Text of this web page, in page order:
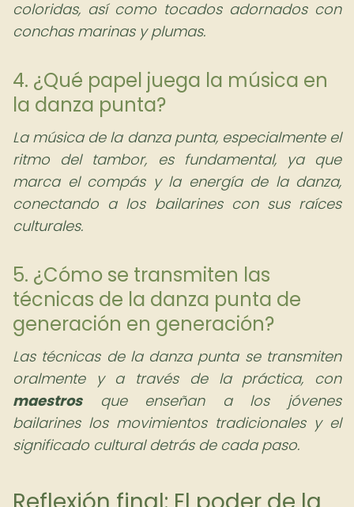
coloridas, así como tocados adornados con
conchas marinas y plumas.
4. ¿Qué papel juega la música en
la danza punta?
La música de la danza punta, especialmente el
ritmo del tambor, es fundamental, ya que
marca el compás y la energía de la danza,
conectando a los bailarines con sus raíces
culturales.
5. ¿Cómo se transmiten las
técnicas de la danza punta de
generación en generación?
Las técnicas de la danza punta se transmiten
oralmente y a través de la práctica, con
maestrosque enseñan a los jóvenes
bailarines los movimientos tradicionales y el
significado cultural detrás de cada paso.